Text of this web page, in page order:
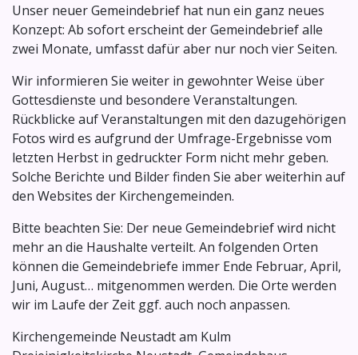
Unser neuer Gemeindebrief hat nun ein ganz neues
Konzept: Ab sofort erscheint der Gemeindebrief alle
zwei Monate, umfasst dafür aber nur noch vier Seiten.
Wir informieren Sie weiter in gewohnter Weise über
Gottesdienste und besondere Veranstaltungen.
Rückblicke auf Veranstaltungen mit den dazugehörigen
Fotos wird es aufgrund der Umfrage-Ergebnisse vom
letzten Herbst in gedruckter Form nicht mehr geben.
Solche Berichte und Bilder finden Sie aber weiterhin auf
den Websites der Kirchengemeinden.
Bitte beachten Sie: Der neue Gemeindebrief wird nicht
mehr an die Haushalte verteilt. An folgenden Orten
können die Gemeindebriefe immer Ende Februar, April,
Juni, August… mitgenommen werden. Die Orte werden
wir im Laufe der Zeit ggf. auch noch anpassen.
Kirchengemeinde Neustadt am Kulm